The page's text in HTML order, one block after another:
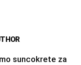
suncokrete za